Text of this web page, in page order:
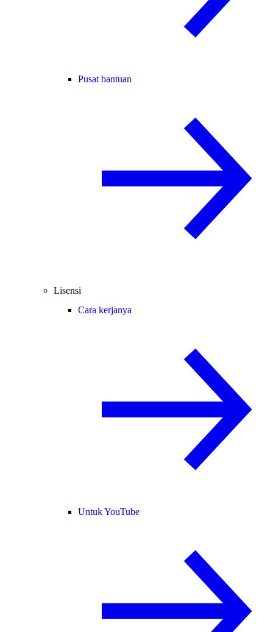
Pusat bantuan
Lisensi
Cara kerjanya
Untuk YouTube